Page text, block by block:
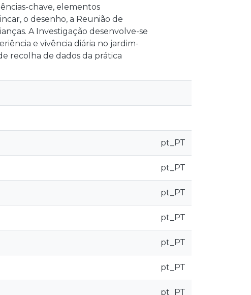
chave, elementos
o desenho, a Reunião de
A Investigação desenvolve-se
e vivência diária no jardim-
recolha de dados da prática
pt_PT
pt_PT
pt_PT
pt_PT
pt_PT
pt_PT
pt_PT